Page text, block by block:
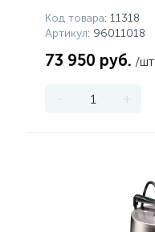
Код товара: 11318
Артикул: 96011018
73 950 руб. /шт
- +